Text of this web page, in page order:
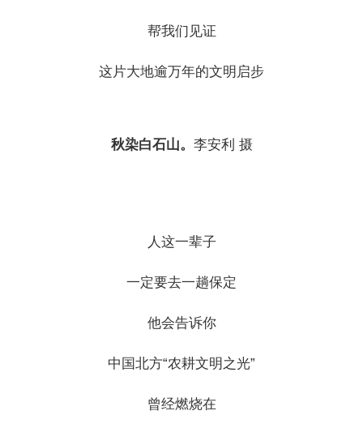
帮我们见证
这片大地逾万年的文明启步
秋染白石山。 李安利 摄
人这一辈子
一定要去一趟保定
他会告诉你
中国北方“农耕文明之光”
曾经燃烧在